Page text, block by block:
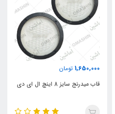
1,650,000 تومان
قاب میدرنج سایز 8 اینچ ال ای دی